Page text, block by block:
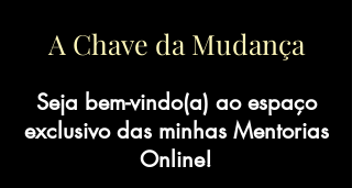
A Chave da Mudança
Seja bem-vindo(a) ao espaço
exclusivo das minhas Mentorias
Online!